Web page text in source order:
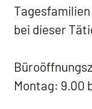
bei dieser
Montag: 9.00